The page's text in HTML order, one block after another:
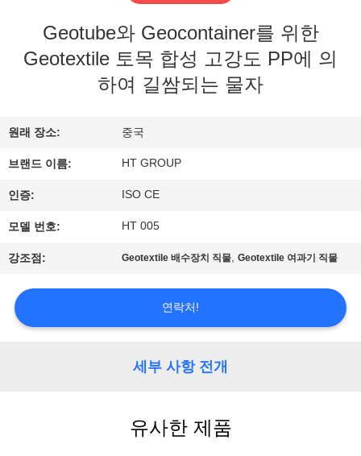
공
장
여
행
품
Geotube와 Geocontainer를 위한
Geotextile 토목 합성 고강도 PP에 의
하여 길쌈되는 물자
원래 장소: 중국
브랜드 이름: HT GROUP
인증: ISO CE
모델 번호: HT 005
강조점: Geotextile 배수장치 직물,Geotextile 여과기 직물
연락처!
세부 사항 전개
유사한 제품